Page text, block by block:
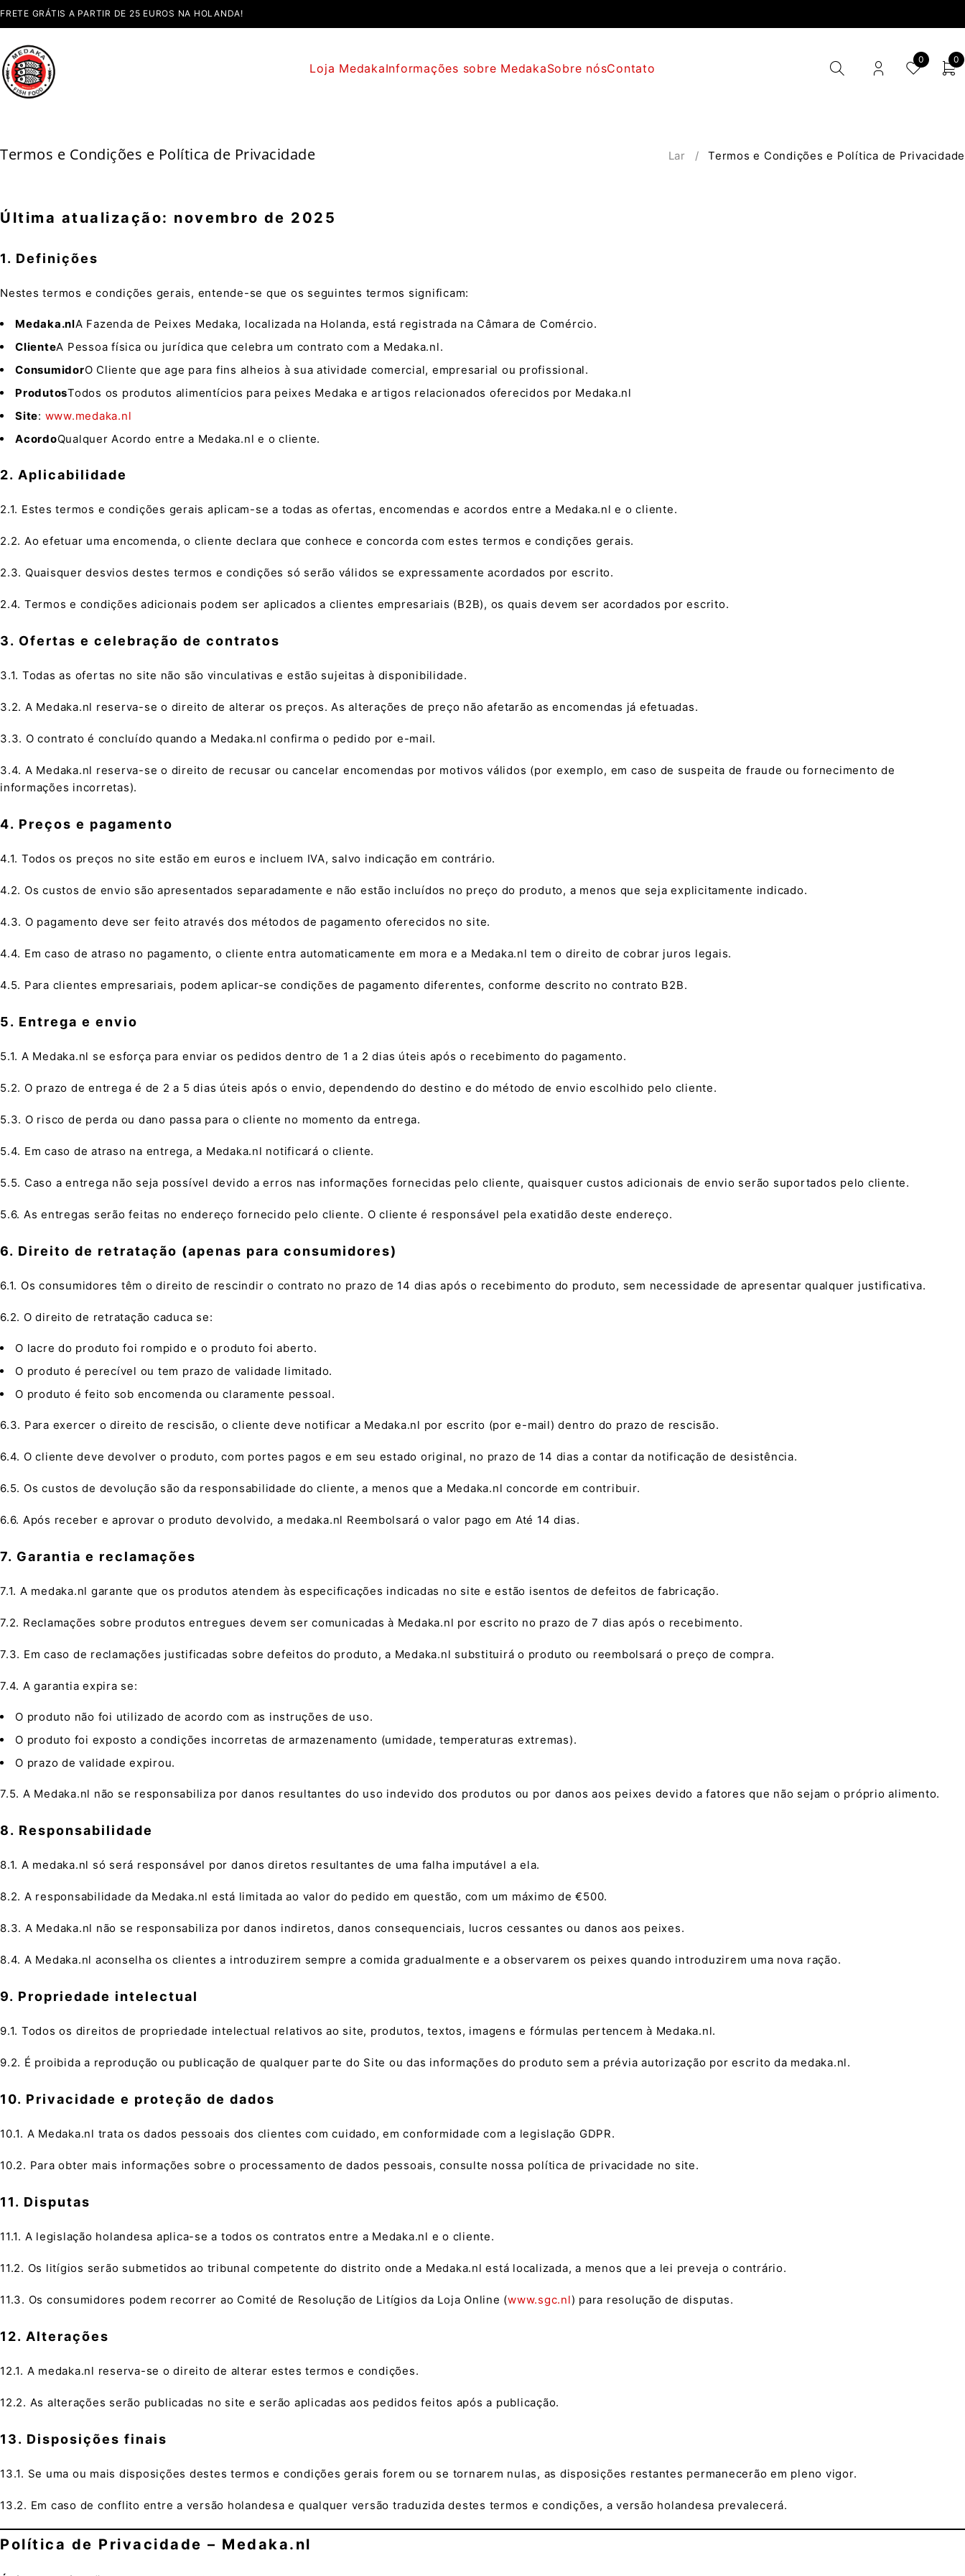
FRETE GRÁTIS A PARTIR DE 25 EUROS NA HOLANDA!
Loja MedakaInformações sobre MedakaSobre nósContato
0 0
Termos e Condições e Política de Privacidade Lar / Termos e Condições e Política de Privacidade
Última atualização: novembro de 2025
1. Definições
Nestes termos e condições gerais, entende-se que os seguintes termos significam:
Medaka.nlA Fazenda de Peixes Medaka, localizada na Holanda, está registrada na Câmara de Comércio.
ClienteA Pessoa física ou jurídica que celebra um contrato com a Medaka.nl.
ConsumidorO Cliente que age para fins alheios à sua atividade comercial, empresarial ou profissional.
ProdutosTodos os produtos alimentícios para peixes Medaka e artigos relacionados oferecidos por Medaka.nl
Site: www.medaka.nl
AcordoQualquer Acordo entre a Medaka.nl e o cliente.
2. Aplicabilidade
2.1. Estes termos e condições gerais aplicam-se a todas as ofertas, encomendas e acordos entre a Medaka.nl e o cliente.
2.2. Ao efetuar uma encomenda, o cliente declara que conhece e concorda com estes termos e condições gerais.
2.3. Quaisquer desvios destes termos e condições só serão válidos se expressamente acordados por escrito.
2.4. Termos e condições adicionais podem ser aplicados a clientes empresariais (B2B), os quais devem ser acordados por escrito.
3. Ofertas e celebração de contratos
3.1. Todas as ofertas no site não são vinculativas e estão sujeitas à disponibilidade.
3.2. A Medaka.nl reserva-se o direito de alterar os preços. As alterações de preço não afetarão as encomendas já efetuadas.
3.3. O contrato é concluído quando a Medaka.nl confirma o pedido por e-mail.
3.4. A Medaka.nl reserva-se o direito de recusar ou cancelar encomendas por motivos válidos (por exemplo, em caso de suspeita de fraude ou fornecimento de
informações incorretas).
4. Preços e pagamento
4.1. Todos os preços no site estão em euros e incluem IVA, salvo indicação em contrário.
4.2. Os custos de envio são apresentados separadamente e não estão incluídos no preço do produto, a menos que seja explicitamente indicado.
4.3. O pagamento deve ser feito através dos métodos de pagamento oferecidos no site.
4.4. Em caso de atraso no pagamento, o cliente entra automaticamente em mora e a Medaka.nl tem o direito de cobrar juros legais.
4.5. Para clientes empresariais, podem aplicar-se condições de pagamento diferentes, conforme descrito no contrato B2B.
5. Entrega e envio
5.1. A Medaka.nl se esforça para enviar os pedidos dentro de 1 a 2 dias úteis após o recebimento do pagamento.
5.2. O prazo de entrega é de 2 a 5 dias úteis após o envio, dependendo do destino e do método de envio escolhido pelo cliente.
5.3. O risco de perda ou dano passa para o cliente no momento da entrega.
5.4. Em caso de atraso na entrega, a Medaka.nl notificará o cliente.
5.5. Caso a entrega não seja possível devido a erros nas informações fornecidas pelo cliente, quaisquer custos adicionais de envio serão suportados pelo cliente.
5.6. As entregas serão feitas no endereço fornecido pelo cliente. O cliente é responsável pela exatidão deste endereço.
6. Direito de retratação (apenas para consumidores)
6.1. Os consumidores têm o direito de rescindir o contrato no prazo de 14 dias após o recebimento do produto, sem necessidade de apresentar qualquer justificativa.
6.2. O direito de retratação caduca se:
O lacre do produto foi rompido e o produto foi aberto.
O produto é perecível ou tem prazo de validade limitado.
O produto é feito sob encomenda ou claramente pessoal.
6.3. Para exercer o direito de rescisão, o cliente deve notificar a Medaka.nl por escrito (por e-mail) dentro do prazo de rescisão.
6.4. O cliente deve devolver o produto, com portes pagos e em seu estado original, no prazo de 14 dias a contar da notificação de desistência.
6.5. Os custos de devolução são da responsabilidade do cliente, a menos que a Medaka.nl concorde em contribuir.
6.6. Após receber e aprovar o produto devolvido, a medaka.nl Reembolsará o valor pago em Até 14 dias.
7. Garantia e reclamações
7.1. A medaka.nl garante que os produtos atendem às especificações indicadas no site e estão isentos de defeitos de fabricação.
7.2. Reclamações sobre produtos entregues devem ser comunicadas à Medaka.nl por escrito no prazo de 7 dias após o recebimento.
7.3. Em caso de reclamações justificadas sobre defeitos do produto, a Medaka.nl substituirá o produto ou reembolsará o preço de compra.
7.4. A garantia expira se:
O produto não foi utilizado de acordo com as instruções de uso.
O produto foi exposto a condições incorretas de armazenamento (umidade, temperaturas extremas).
O prazo de validade expirou.
7.5. A Medaka.nl não se responsabiliza por danos resultantes do uso indevido dos produtos ou por danos aos peixes devido a fatores que não sejam o próprio alimento.
8. Responsabilidade
8.1. A medaka.nl só será responsável por danos diretos resultantes de uma falha imputável a ela.
8.2. A responsabilidade da Medaka.nl está limitada ao valor do pedido em questão, com um máximo de €500.
8.3. A Medaka.nl não se responsabiliza por danos indiretos, danos consequenciais, lucros cessantes ou danos aos peixes.
8.4. A Medaka.nl aconselha os clientes a introduzirem sempre a comida gradualmente e a observarem os peixes quando introduzirem uma nova ração.
9. Propriedade intelectual
9.1. Todos os direitos de propriedade intelectual relativos ao site, produtos, textos, imagens e fórmulas pertencem à Medaka.nl.
9.2. É proibida a reprodução ou publicação de qualquer parte do Site ou das informações do produto sem a prévia autorização por escrito da medaka.nl.
10. Privacidade e proteção de dados
10.1. A Medaka.nl trata os dados pessoais dos clientes com cuidado, em conformidade com a legislação GDPR.
10.2. Para obter mais informações sobre o processamento de dados pessoais, consulte nossa política de privacidade no site.
11. Disputas
11.1. A legislação holandesa aplica-se a todos os contratos entre a Medaka.nl e o cliente.
11.2. Os litígios serão submetidos ao tribunal competente do distrito onde a Medaka.nl está localizada, a menos que a lei preveja o contrário.
11.3. Os consumidores podem recorrer ao Comité de Resolução de Litígios da Loja Online (www.sgc.nl) para resolução de disputas.
12. Alterações
12.1. A medaka.nl reserva-se o direito de alterar estes termos e condições.
12.2. As alterações serão publicadas no site e serão aplicadas aos pedidos feitos após a publicação.
13. Disposições finais
13.1. Se uma ou mais disposições destes termos e condições gerais forem ou se tornarem nulas, as disposições restantes permanecerão em pleno vigor.
13.2. Em caso de conflito entre a versão holandesa e qualquer versão traduzida destes termos e condições, a versão holandesa prevalecerá.
Política de Privacidade – Medaka.nl